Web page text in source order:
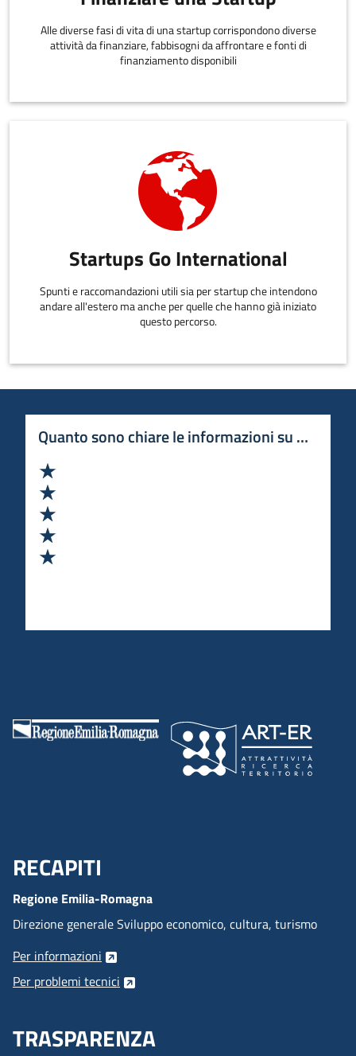
Alle diverse fasi di vita di una startup corrispondono diverse
attività da finanziare, fabbisogni da affrontare e fonti di
finanziamento disponibili
Startups Go International
Spunti e raccomandazioni utili sia per startup che intendono
andare all'estero ma anche per quelle che hanno già iniziato
questo percorso.
Quanto sono chiare le informazioni su questa
Menu Footer
RECAPITI
Regione Emilia-Romagna
Direzione generale Sviluppo economico, cultura, turismo
Per informazioni
Per problemi tecnici
TRASPARENZA